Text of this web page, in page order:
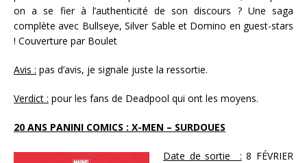
on a se fier à l’authenticité de son discours ? Une saga
complète avec Bullseye, Silver Sable et Domino en guest-stars
! Couverture par Boulet
Avis : pas d’avis, je signale juste la ressortie.
Verdict : pour les fans de Deadpool qui ont les moyens.
20 ANS PANINI COMICS : X-MEN – SURDOUES
Date de sortie : 8 FÉVRIER